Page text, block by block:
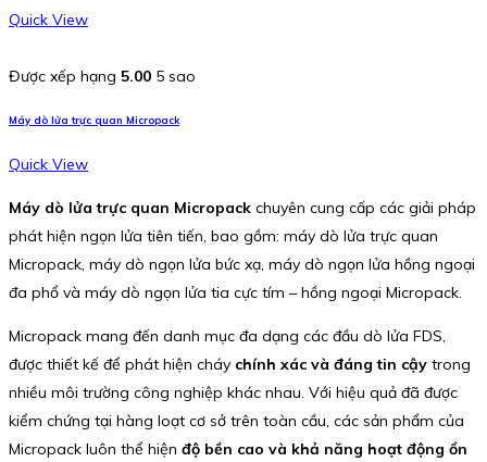
Quick View
Được xếp hạng 5.00 5 sao
Máy dò lửa trực quan Micropack
Quick View
Máy dò lửa trực quan Micropack chuyên cung cấp các giải pháp
phát hiện ngọn lửa tiên tiến, bao gồm: máy dò lửa trực quan
Micropack, máy dò ngọn lửa bức xạ, máy dò ngọn lửa hồng ngoại
đa phổ và máy dò ngọn lửa tia cực tím – hồng ngoại Micropack.
Micropack mang đến danh mục đa dạng các đầu dò lửa FDS,
được thiết kế để phát hiện cháy chính xác và đáng tin cậy trong
nhiều môi trường công nghiệp khác nhau. Với hiệu quả đã được
kiểm chứng tại hàng loạt cơ sở trên toàn cầu, các sản phẩm của
Micropack luôn thể hiện độ bền cao và khả năng hoạt động ổn